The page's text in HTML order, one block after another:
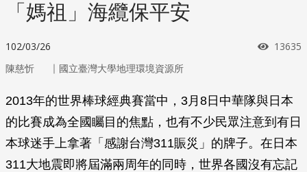
「媽祖」海纜保平安
102/03/26 瀏覽次
13635
陳慈忻 ｜ 國立臺灣大學地理環境資源所
2013年的世界棒球經典賽當中，3月8日中華隊與日本
的比賽成為全國矚目的焦點，也有不少民眾注意到有日
本球迷手上拿著「感謝台灣311賑災」的牌子。在日本
311大地震即將屆滿兩周年的同時，世界各國沒有忘記